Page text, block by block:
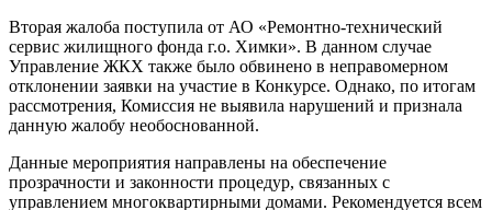
Вторая жалоба поступила от АО «Ремонтно-технический
сервис жилищного фонда г.о. Химки». В данном случае
Управление ЖКХ также было обвинено в неправомерном
отклонении заявки на участие в Конкурсе. Однако, по итогам
рассмотрения, Комиссия не выявила нарушений и признала
данную жалобу необоснованной.
Данные мероприятия направлены на обеспечение
прозрачности и законности процедур, связанных с
управлением многоквартирными домами. Рекомендуется всем